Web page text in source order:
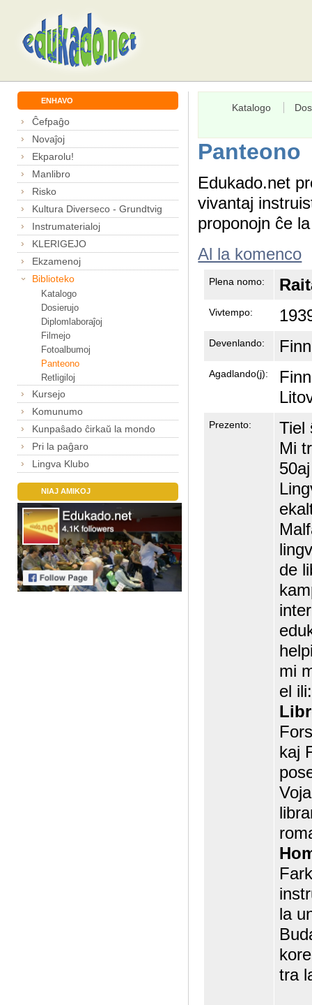
ENHAVO
Ĉefpaĝo
Novaĵoj
Ekparolu!
Manlibro
Risko
Kultura Diverseco - Grundtvig
Instrumaterialoj
KLERIGEJO
Ekzamenoj
Biblioteko
Katalogo
Dosierujo
Diplomlaboraĵoj
Filmejo
Fotoalbumoj
Panteono
Retligiloj
Kursejo
Komunumo
Kunpaŝado ĉirkaŭ la mondo
Pri la paĝaro
Lingva Klubo
NIAJ AMIKOJ
Katalogo
Panteono
Edukado.net
vivantaj
proponojn ĉe
Al la komenco
Plena nomo:
Vivtempo:
Devenlando:
Agadlando(j):
Prezento:
Tiel
Mi
de
mi
el ili:
kaj
la
tra